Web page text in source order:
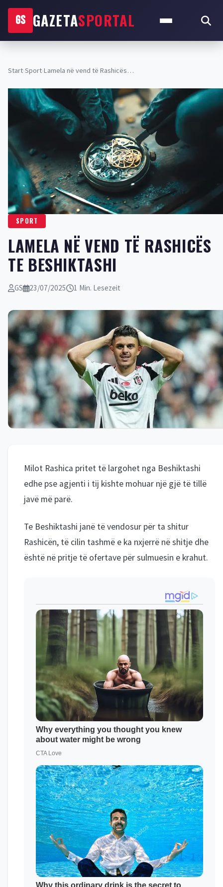
GS GAZETASPORTAL
Start›Sport›Lamela në vend të Rashicës…
SPORT
LAMELA NË VEND TË RASHICËS
TE BESHIKTASHI
GS 23/07/2025 1 Min. Lesezeit
Milot Rashica pritet të largohet nga Beshiktashi
edhe pse agjenti i tij kishte mohuar një gjë të tillë
javë më parë.
Te Beshiktashi janë të vendosur për ta shitur
Rashicën, të cilin tashmë e ka nxjerrë në shitje dhe
është në pritje të ofertave për sulmuesin e krahut.